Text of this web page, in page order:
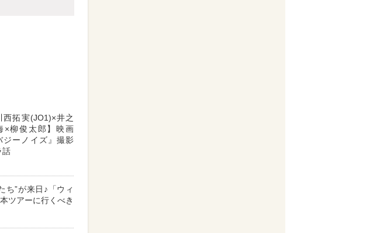
西拓実(JO1)×井之
×柳俊太郎】映画
ジーノイズ』撮影
話
ち”が来日♪「ウィ
ツアーに行くべき